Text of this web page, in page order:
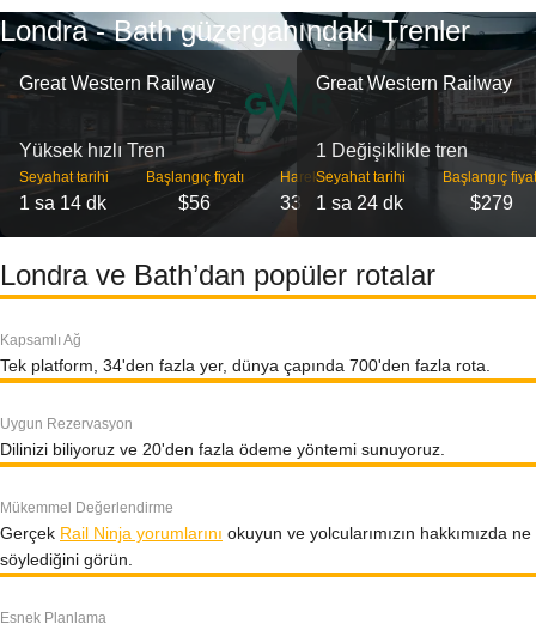
Londra - Bath güzergahındaki Trenler
Great Western Railway
Yüksek hızlı Tren
Seyahat tarihi
1 sa 14 dk
Başlangıç ​​fiyatı
$56
Hareket
33
Great Western Railway
1 Değişiklikle tren
Seyahat tarihi
1 sa 24 dk
Başlangıç
$279
Londra ve Bath’dan popüler rotalar
Kapsamlı Ağ
Tek platform, 34'den fazla yer, dünya çapında 700'den fazla rota.
Uygun Rezervasyon
Dilinizi biliyoruz ve 20'den fazla ödeme yöntemi sunuyoruz.
Mükemmel Değerlendirme
Gerçek Rail Ninja yorumlarını okuyun ve yolcularımızın hakkımızda ne
söylediğini görün.
Esnek Planlama